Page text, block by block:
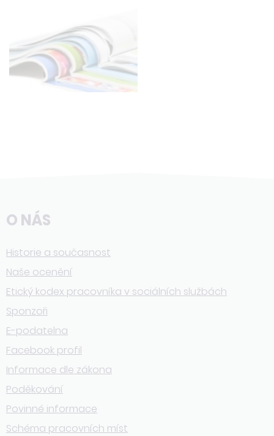
O NÁS
Historie a současnost
Naše ocenění
Etický kodex pracovníka v sociálních službách
Sponzoři
E-podatelna
Facebook profil
Informace dle zákona
Poděkování
Povinné informace
Schéma pracovních míst